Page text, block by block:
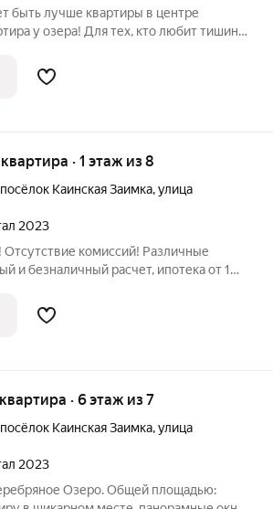
быть лучше квартиры в центре
у озера! Для тех, кто любит тишину
проживая в данном
· 1 этаж из 8
посёлок Каинская Заимка,улица
2023
комиссий! Различные
и безналичный расчет, ипотека от 1%,
жизни современной семьи. Дома
· 6 этаж из 7
посёлок Каинская Заимка,улица
2023
Озеро. Общей площадью: